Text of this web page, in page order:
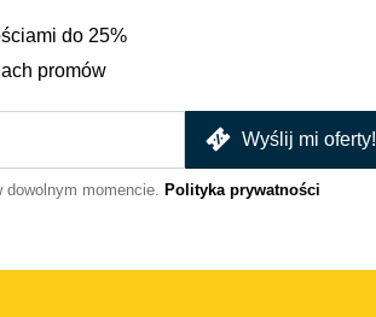
do 25%
promów
Wyślij mi oferty!
momencie. Polityka prywatności